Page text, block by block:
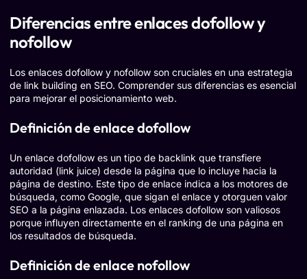
Diferencias entre enlaces dofollow y
nofollow
Los enlaces dofollow y nofollow son cruciales en una estrategia
de link building en SEO. Comprender sus diferencias es esencial
para mejorar el posicionamiento web.
Definición de enlace dofollow
Un enlace dofollow es un tipo de backlink que transfiere
autoridad (link juice) desde la página que lo incluye hacia la
página de destino. Este tipo de enlace indica a los motores de
búsqueda, como Google, que sigan el enlace y otorguen valor
SEO a la página enlazada. Los enlaces dofollow son valiosos
porque influyen directamente en el ranking de una página en
los resultados de búsqueda.
Definición de enlace nofollow